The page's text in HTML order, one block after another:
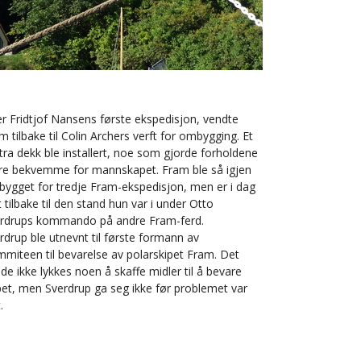
Fridtjof Nansens første ekspedisjon, vendte
tilbake til Colin Archers verft for ombygging. Et
dekk ble installert, noe som gjorde forholdene
bekvemme for mannskapet. Fram ble så igjen
for tredje Fram-ekspedisjon, men er i dag
tilbake til den stand hun var i under Otto
kommando på andre Fram-ferd.
ble utnevnt til første formann av
til bevarelse av polarskipet Fram. Det
ikke lykkes noen å skaffe midler til å bevare
men Sverdrup ga seg ikke før problemet var